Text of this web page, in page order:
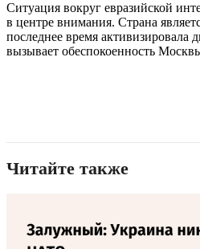
Ситуация вокруг евразийской
в центре внимания. Страна
последнее время активизировала
вызывает обеспокоенность
Читайте также